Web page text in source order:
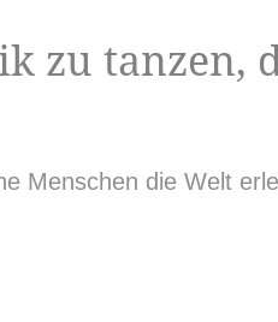
zu tanzen,
Menschen die Welt